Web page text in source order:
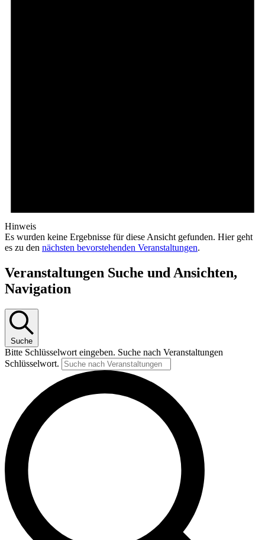
Hinweis
Es wurden keine Ergebnisse für diese Ansicht gefunden. Hier geht
es zu den nächsten bevorstehenden Veranstaltungen.
Veranstaltungen Suche und Ansichten,
Navigation
Suche
Bitte Schlüsselwort eingeben. Suche nach Veranstaltungen
Schlüsselwort.